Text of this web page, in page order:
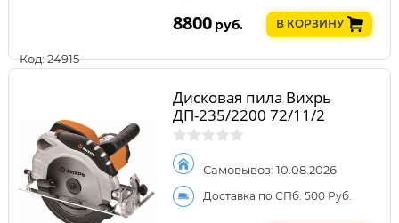
Код: 24915
8800 руб. В КОРЗИНУ
Дисковая пила Вихрь
ДП-235/2200 72/11/2
Самовывоз: 10.08.2026
Доставка по СПб: 500 Руб.